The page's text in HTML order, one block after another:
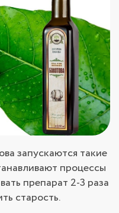
запускаются такие
процессы
препарат 2-3 раза
старость.